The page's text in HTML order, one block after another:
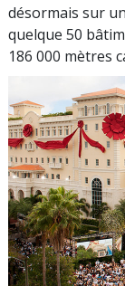
désormais sur
quelque 50
186 000 mètres